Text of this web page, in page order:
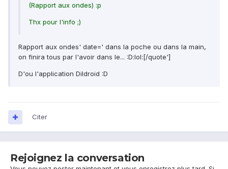
(Rapport aux ondes) :p
Thx pour l'info ;)
Rapport aux ondes' date=' dans la poche ou dans la main,
on finira tous par l'avoir dans le... :D:lol:[/quote']
D'ou l'application Dildroid :D
Citer
Rejoignez la conversation